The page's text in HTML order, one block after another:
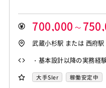
700,000 ～
武蔵小杉駅 または 西府駅
・基本設計以降の実務
s等）の導入経験 ・
ryの知見・経験
大手SIer 稼働安定中